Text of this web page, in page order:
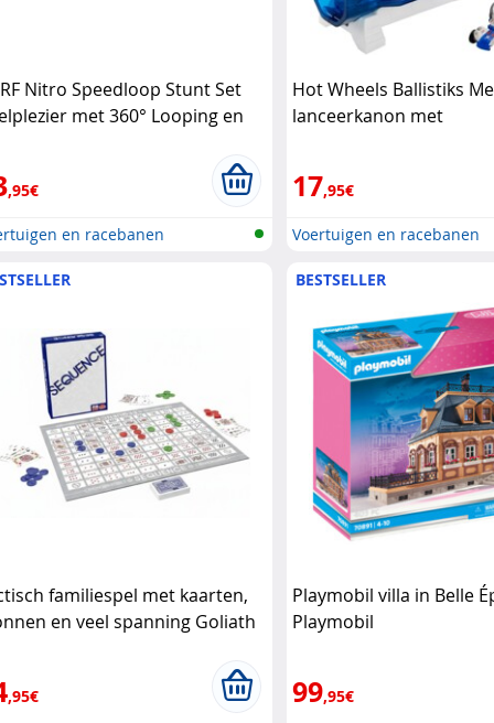
Nitro Speedloop Stunt Set
met 360° Looping en
,95€
en racebanen
Hot Wheels Ballistiks
lanceerkanon met
17,95€
Voertuigen en racebanen
familiespel met kaarten,
en veel spanning Goliath
,95€
BESTSELLER
Playmobil villa in Belle
Playmobil
99,95€